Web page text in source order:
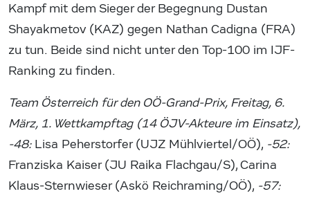
Kampf mit dem Sieger der Begegnung Dustan
Shayakmetov (KAZ) gegen Nathan Cadigna (FRA)
zu tun. Beide sind nicht unter den Top-100 im IJF-
Ranking zu finden.
Team Österreich für den OÖ-Grand-Prix, Freitag, 6.
März, 1. Wettkampftag (14 ÖJV-Akteure im Einsatz),
-48:Lisa Peherstorfer (UJZ Mühlviertel/OÖ), -52:
Franziska Kaiser (JU Raika Flachgau/S), Carina
Klaus-Sternwieser (Askö Reichraming/OÖ), -57: